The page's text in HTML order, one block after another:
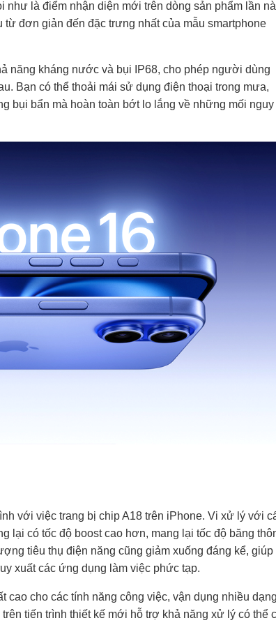
như là điểm nhận diện mới trên dòng sản phẩm lần
đơn giản đến đặc trưng nhất của mẫu smartphone
năng kháng nước và bụi IP68, cho phép người dùng
Bạn có thể thoải mái sử dụng điện thoại trong mưa,
bụi bẩn mà hoàn toàn bớt lo lắng về những mối nguy
với việc trang bị chip A18 trên iPhone. Vi xử lý với
lại có tốc độ boost cao hơn, mang lại tốc độ băng
tiêu thụ điện năng cũng giảm xuống đáng kể, giúp
xuất các ứng dụng làm việc phức tạp.
cho các tính năng công việc, vận dụng nhiều
tiến trình thiết kế mới hỗ trợ khả năng xử lý có thể